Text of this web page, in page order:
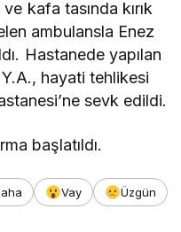
kafa tasında kırık
ambulansla Enez
Hastanede yapılan
hayati tehlikesi
sevk edildi.
başlatıldı.
Vay
Üzgün